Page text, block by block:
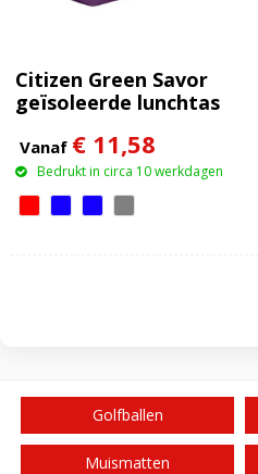
Citizen Green Savor
geïsoleerde lunchtas
Vanaf € 11,58
Bedrukt in circa 10 werkdagen
Golfballen
Muismatten